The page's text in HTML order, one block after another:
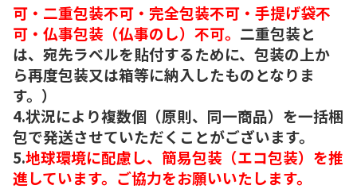
可・二重包装不可・完全包装不可・手提げ袋不
可・仏事包装（仏事のし）不可。 二重包装と
は、宛先ラベルを貼付するために、包装の上か
ら再度包装又は箱等に納入したものとなりま
す。）
4.状況により複数個（原則、同一商品）を一括梱
包で発送させていただくことがございます。
5.地球環境に配慮し、簡易包装（エコ包装）を推
進しています。ご協力をお願いいたします。